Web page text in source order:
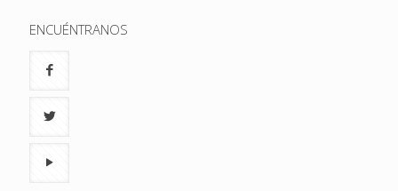
ENCUÉNTRANOS